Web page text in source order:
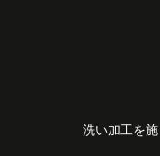
洗い加工を